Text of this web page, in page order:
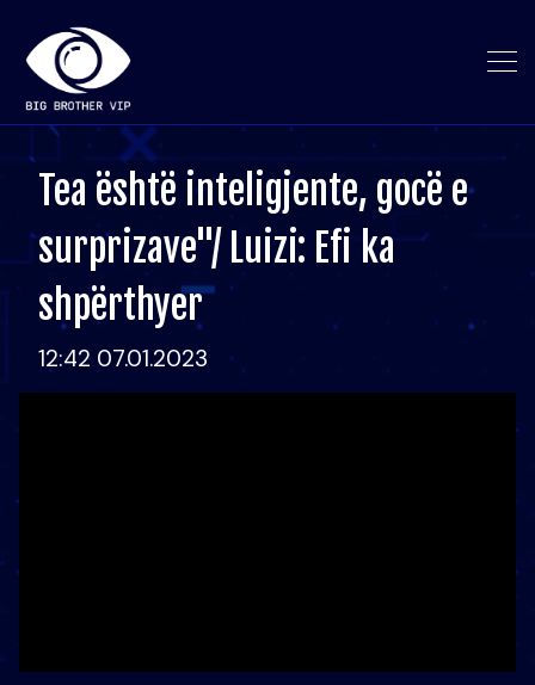
Tea është inteligjente, gocë e
surprizave"/ Luizi: Efi ka
shpërthyer
12:42 07.01.2023